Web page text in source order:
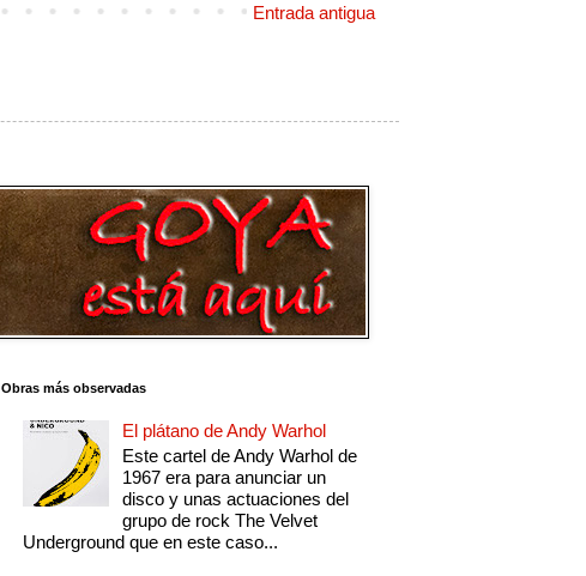
Entrada antigua
Obras más observadas
El plátano de Andy Warhol
Este cartel de Andy Warhol de
1967 era para anunciar un
disco y unas actuaciones del
grupo de rock The Velvet
Underground que en este caso...